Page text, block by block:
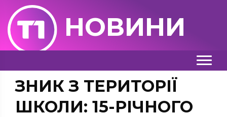
НОВИНИ
ЗНИК З ТЕРИТОРІЇ
ШКОЛИ: 15-РІЧНОГО